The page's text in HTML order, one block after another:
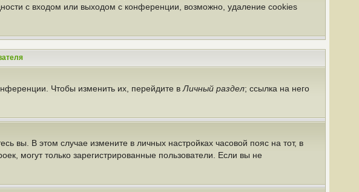
с входом или выходом с конференции, возможно, удаление cookies
Чтобы изменить их, перейдите в Личный раздел; ссылка на него
вы. В этом случае измените в личных настройках часовой пояс на тот, в
могут только зарегистрированные пользователи. Если вы не